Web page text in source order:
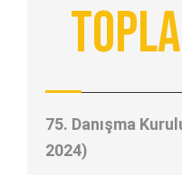
75. Danışma
2024)